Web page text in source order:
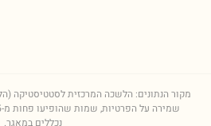
מקור הנתונים: הלשכה המרכזית לסטטיסטיקה
נכללים במאגר.